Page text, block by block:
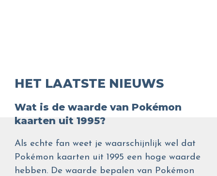
HET LAATSTE NIEUWS
Wat is de waarde van Pokémon
kaarten uit 1995?
Als echte fan weet je waarschijnlijk wel dat
Pokémon kaarten uit 1995 een hoge waarde
hebben. De waarde bepalen van Pokémon